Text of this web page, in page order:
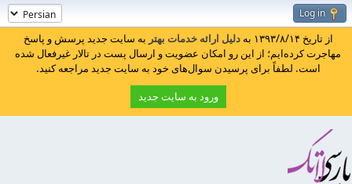
Log in
از تاریخ ۱۳۹۳/۸/۱۴ به دلیل ارائه خدمات بهتر به سایت جدید پرسش و پاسخ
مهاجرت کرده‌ایم؛ از این رو امکان عضویت و ارسال پست در تالار غیرفعال شده
است. لطفاً برای پرسیدن سوال‌های خود به سایت جدید مراجعه کنید.
ورود به سایت جدید